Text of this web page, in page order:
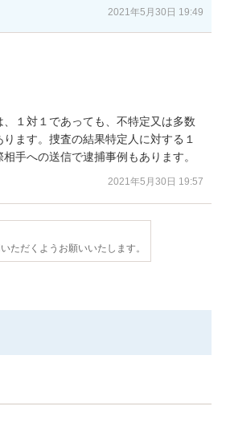
2021年5月30日 19:49
１対１であっても、不特定又は多数
ます。捜査の結果特定人に対する１
手への送信で逮捕事例もあります。
2021年5月30日 19:57
ただくようお願いいたします。